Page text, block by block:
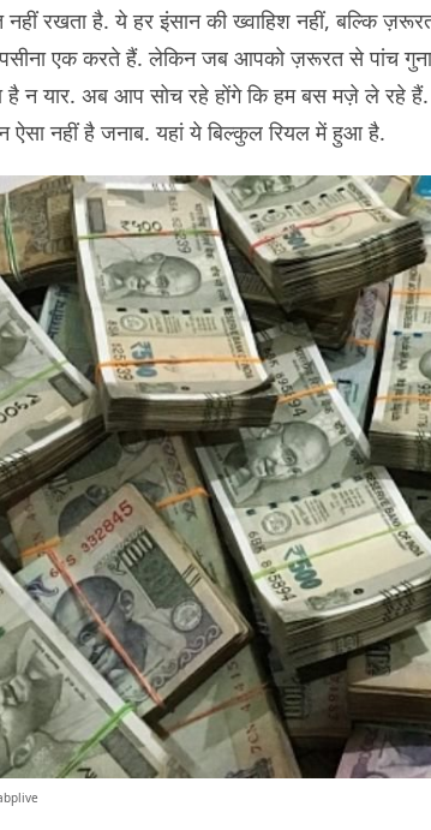
नहीं रखता है. ये हर इंसान की ख्वाहिश नहीं, बल्कि
एक करते हैं. लेकिन जब आपको ज़रूरत से पांच गुना
है न यार. अब आप सोच रहे होंगे कि हम बस मज़े ले रहे हैं.
ऐसा नहीं है जनाब. यहां ये बिल्कुल रियल में हुआ है.